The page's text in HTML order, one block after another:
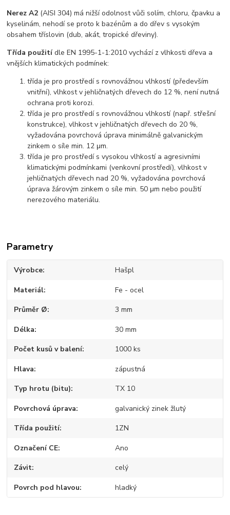
Nerez A2 (AISI 304) má nižší odolnost vůči solím, chloru, čpavku a
kyselinám, nehodí se proto k bazénům a do dřev s vysokým
obsahem tříslovin (dub, akát, tropické dřeviny).
Třída použitídle EN 1995-1-1:2010 vychází z vlhkosti dřeva a
vnějších klimatických podmínek:
třída je pro prostředí s rovnovážnou vlhkostí (především
vnitřní), vlhkost v jehličnatých dřevech do 12 %, není nutná
ochrana proti korozi.
třída je pro prostředí s rovnovážnou vlhkostí (např. střešní
konstrukce), vlhkost v jehličnatých dřevech do 20 %,
vyžadována povrchová úprava minimálně galvanickým
zinkem o síle min. 12 μm.
třída je pro prostředí s vysokou vlhkostí a agresivními
klimatickými podmínkami (venkovní prostředí), vlhkost v
jehličnatých dřevech nad 20 %, vyžadována povrchová
úprava žárovým zinkem o síle min. 50 μm nebo použití
nerezového materiálu.
Parametry
Výrobce Hašpl
Materiál Fe - ocel
Průměr Ø 3 mm
Délka 30 mm
Počet kusů v balení 1000 ks
Hlava zápustná
Typ hrotu (bitu) TX 10
Povrchová úprava galvanický zinek žlutý
Třída použití 1ZN
Označení CE Ano
Závit celý
Povrch pod hlavou hladký